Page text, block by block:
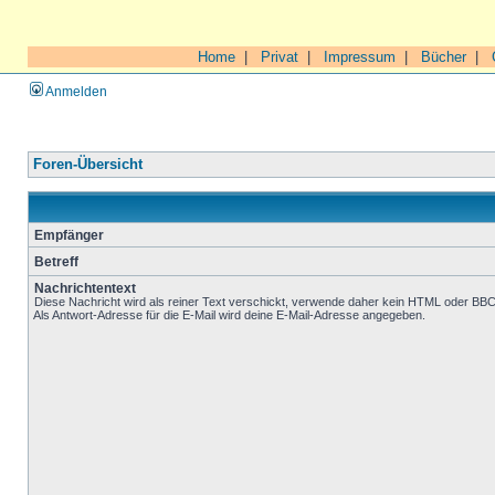
Home Privat Impressum Bücher|
Anmelden
Foren-Übersicht
Empfänger
Betreff
Nachrichtentext
Diese Nachricht wird als reiner Text verschickt, verwende daher kein HTML oder
Als Antwort-Adresse für die E-Mail wird deine E-Mail-Adresse angegeben.